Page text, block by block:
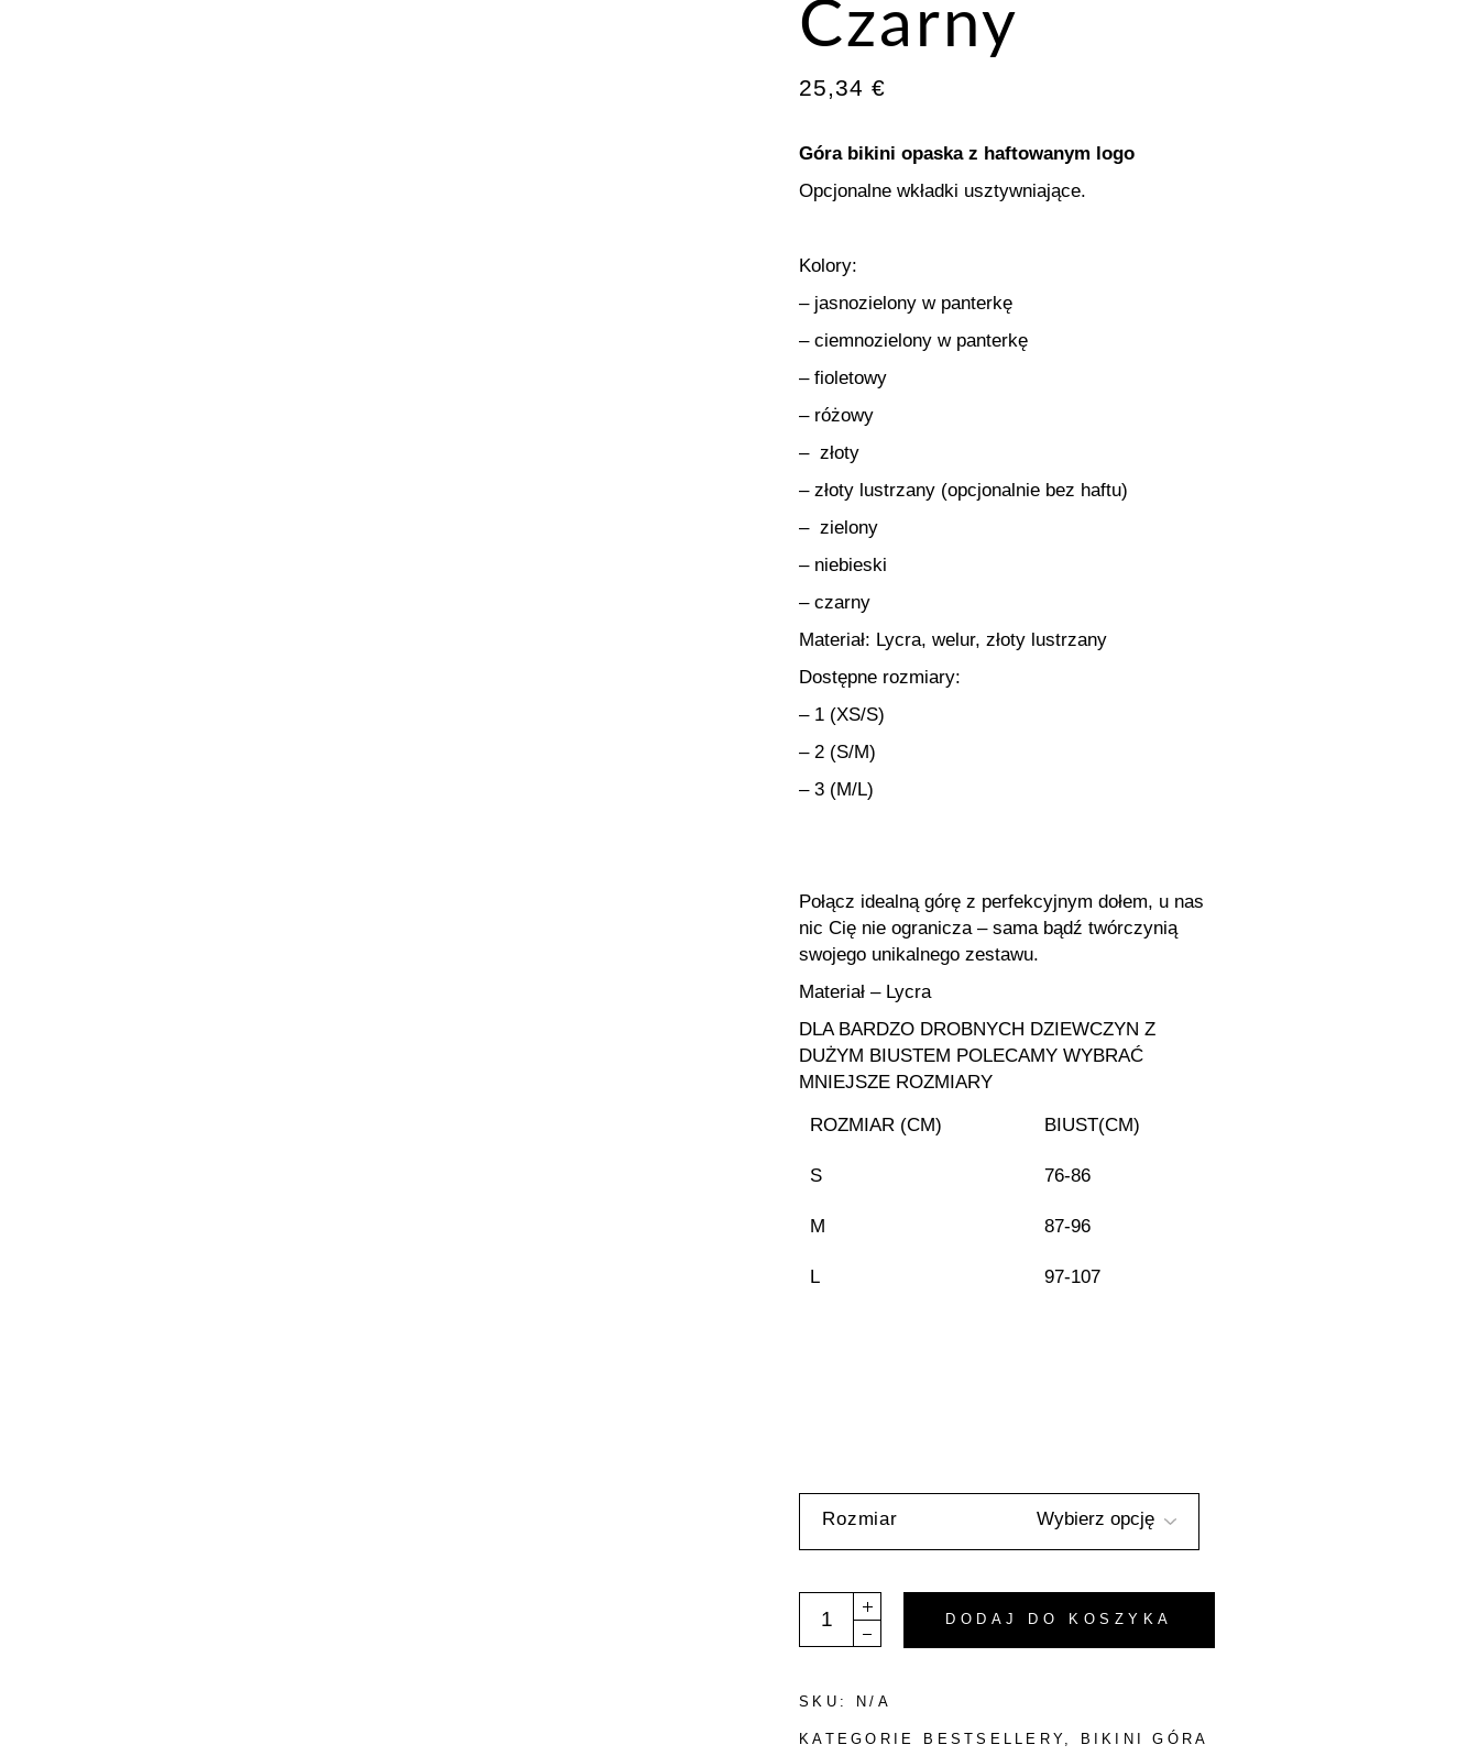
Czarny
25,34€
Góra bikini opaska z haftowanym logo
Opcjonalne wkładki usztywniające.
Kolory:
– jasnozielony w panterkę
– ciemnozielony w panterkę
– fioletowy
– różowy
– złoty
– złoty lustrzany (opcjonalnie bez haftu)
– zielony
– niebieski
– czarny
Materiał: Lycra, welur, złoty lustrzany
Dostępne rozmiary:
– 1 (XS/S)
– 2 (S/M)
– 3 (M/L)
Połącz idealną górę z perfekcyjnym dołem, u nas
nic Cię nie ogranicza – sama bądź twórczynią
swojego unikalnego zestawu.
Materiał – Lycra
DLA BARDZO DROBNYCH DZIEWCZYN Z
DUŻYM BIUSTEM POLECAMY WYBRAĆ
MNIEJSZE ROZMIARY
ROZMIAR (CM) BIUST(CM)
S 76-86
M 87-96
L 97-107
Rozmiar
Bikini Góra - "Blanca" - Czarny quantity
DODAJ DO KOSZYKA
SKU: N/A
KATEGORIE BESTSELLERY, BIKINI GÓRA